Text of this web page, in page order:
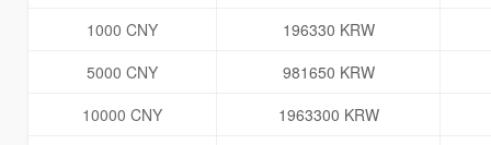
1000 CNY
196330 KRW
5000 CNY
981650 KRW
10000 CNY
1963300 KRW